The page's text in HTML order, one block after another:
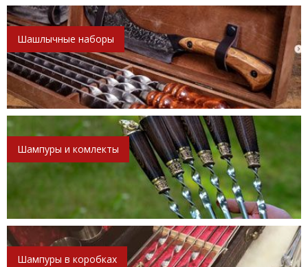
Шашлычные наборы
Шампуры и комлекты
Шампуры в коробках